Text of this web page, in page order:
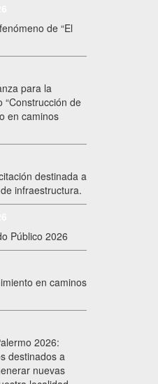
de “El
para la
“Construcción de
en caminos
destinada a
infraestructura.
Público 2026
en caminos
2026:
destinados a
nuevas